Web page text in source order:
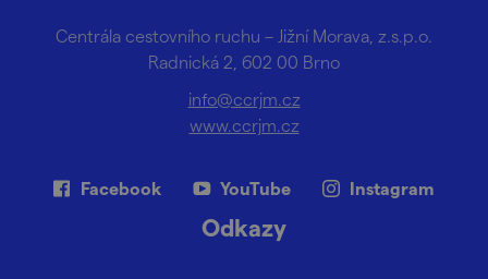
Centrála cestovního ruchu – Jižní Morava, z.s.p.o.
Radnická 2, 602 00 Brno
info@ccrjm.cz
www.ccrjm.cz
Facebook YouTube Instagram
Odkazy